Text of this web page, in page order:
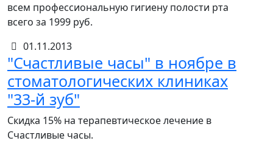
всем профессиональную гигиену полости рта
всего за 1999 руб.
01.11.2013
"Счастливые часы" в ноябре в
стоматологических клиниках
"33-й зуб"
Скидка 15% на терапевтическое лечение в
Счастливые часы.